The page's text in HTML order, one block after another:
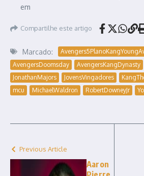
em
Compartilhe este artigo
Marcado:
AvengersDoomsday
AvengersKangDynasty
JonathanMajors
JovensVingadores
mcu
MichaelWaldron RobertDowneyJr
Previous Article
Aaron